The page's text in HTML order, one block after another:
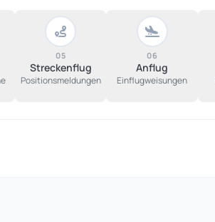
05
Streckenflug
Positionsmeldungen
06
Anflug
Einflugweisungen